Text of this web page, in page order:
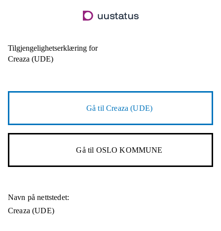
til
Tilgjengelighetserklæring for
Creaza (UDE)
Gå tilCreaza (UDE)
Gå til OSLO KOMMUNE
Navn på nettstedet:
Creaza (UDE)